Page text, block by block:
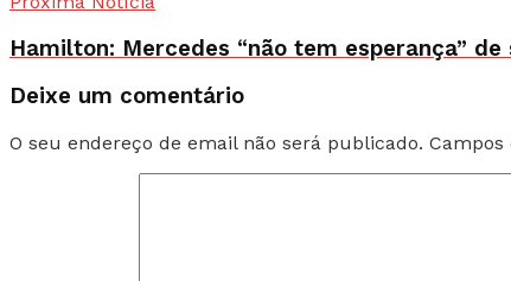
Hamilton: Mercedes “não tem esperança”
Deixe um comentário
O seu endereço de email não será publicado.